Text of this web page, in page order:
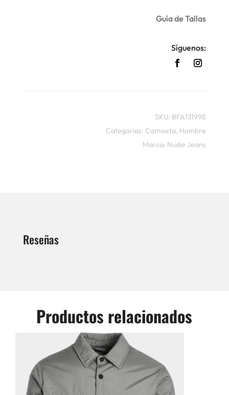
Guía de Tallas
Síguenos:
SKU: BFA131998
Categorías: Camiseta, Hombre
Marca: Nudie Jeans
Reseñas
Productos relacionados